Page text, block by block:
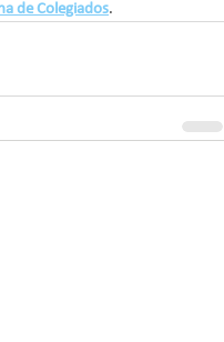
de Colegiados.